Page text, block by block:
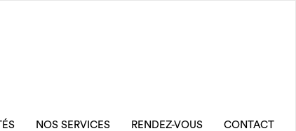
NOS SERVICES RENDEZ-VOUS CONTACT